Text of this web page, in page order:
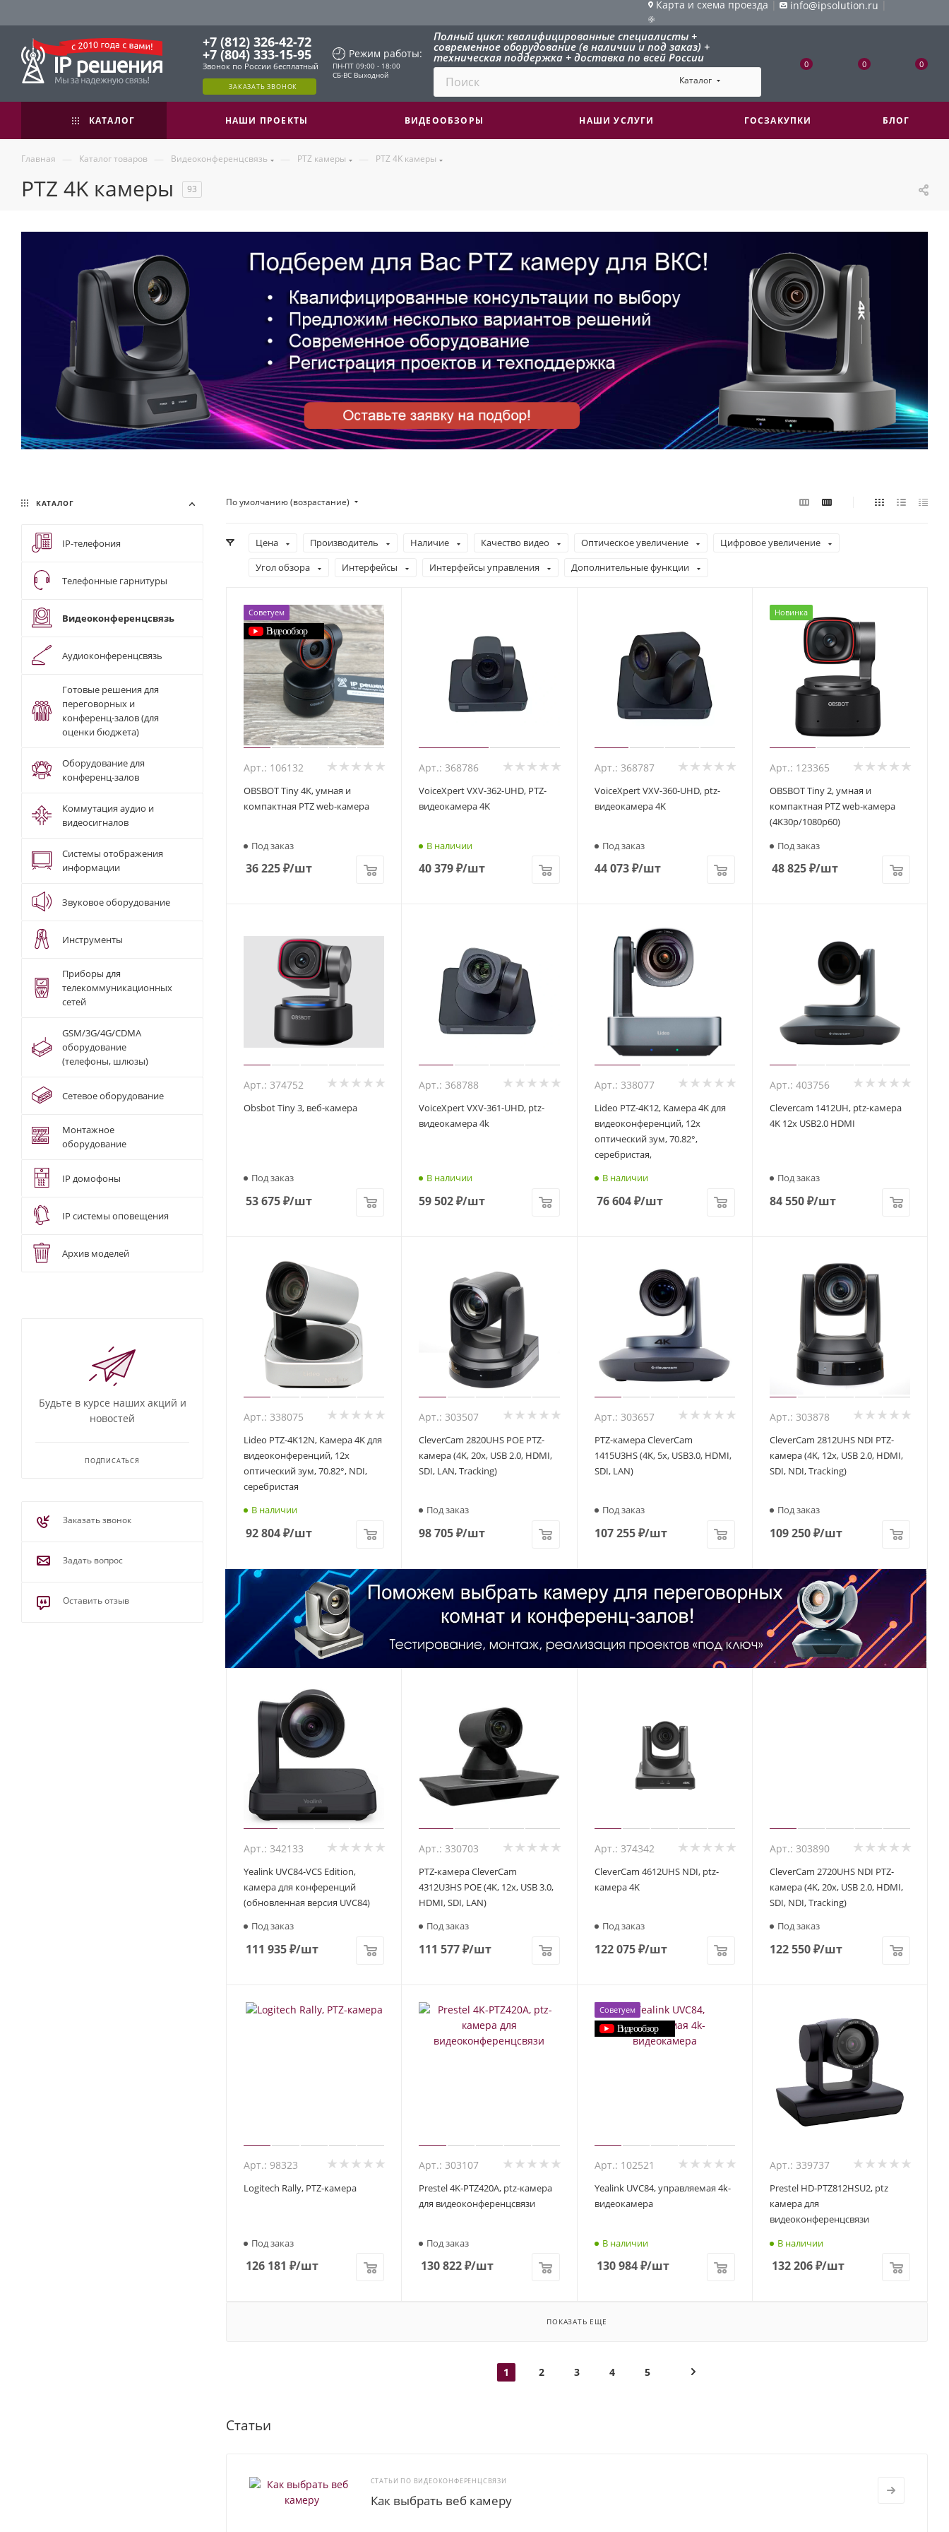
Карта и схема проезда | info@ipsolution.ru |
+7 (812) 326-42-72
+7 (804) 333-15-95
Звонок по России бесплатный
ЗАКАЗАТЬ ЗВОНОК
Режим работы:
ПН-ПТ 09:00 - 18:00
СБ-ВС Выходной
Полный цикл: квалифицированные специалисты +
современное оборудование (в наличии и под заказ) +
техническая поддержка + доставка по всей России
Каталог
0 0 0
КАТАЛОГ НАШИ ПРОЕКТЫ ВИДЕООБЗОРЫ НАШИ УСЛУГИ ГОСЗАКУПКИ БЛОГ
Главная — Каталог товаров — Видеоконференцсвязь — PTZ камеры — PTZ 4K камеры
PTZ 4K камеры 93
По умолчанию (возрастание)
Цена Производитель Наличие Качество видео Оптическое увеличение
Цифровое увеличение
Угол обзора
Интерфейсы Интерфейсы управления Дополнительные функции
Советуем
Арт.: 106132
OBSBOT Tiny 4K, умная и
компактная PTZ web-камера
Под заказ
36 225₽/шт
Арт.: 368786
VoiceXpert VXV-362-UHD, PTZ-
видеокамера 4K
В наличии
40 379₽/шт
Арт.: 368787
VoiceXpert VXV-360-UHD, ptz-
видеокамера 4K
Под заказ
44 073₽/шт
Новинка
Арт.: 123365
OBSBOT Tiny 2, умная и
компактная PTZ web-камера
(4K30p/1080p60)
Под заказ
48 825₽/шт
Арт.: 374752
Obsbot Tiny 3, веб-камера
Под заказ
53 675₽/шт
Арт.: 368788
VoiceXpert VXV-361-UHD, ptz-
видеокамера 4k
В наличии
59 502₽/шт
Арт.: 338077
Lideo PTZ-4K12, Камера 4K для
видеоконференций, 12x
оптический зум, 70.82°,
серебристая,
В наличии
76 604₽/шт
Арт.: 403756
Clevercam 1412UH, ptz-камера
4K 12x USB2.0 HDMI
Под заказ
84 550₽/шт
Арт.: 338075
Lideo PTZ-4K12N, Камера 4K для
видеоконференций, 12x
оптический зум, 70.82°, NDI,
серебристая
В наличии
92 804₽/шт
Арт.: 303507
CleverCam 2820UHS POE PTZ-
камера (4K, 20x, USB 2.0, HDMI,
SDI, LAN, Tracking)
Под заказ
98 705₽/шт
Арт.: 303657
PTZ-камера CleverCam
1415U3HS (4K, 5x, USB3.0, HDMI,
SDI, LAN)
Под заказ
107 255₽/шт
Арт.: 303878
CleverCam 2812UHS NDI PTZ-
камера (4K, 12x, USB 2.0, HDMI,
SDI, NDI, Tracking)
Под заказ
109 250₽/шт
Арт.: 342133
Yealink UVC84-VCS Edition,
камера для конференций
(обновленная версия UVC84)
Под заказ
111 935₽/шт
Арт.: 330703
PTZ-камера CleverCam
4312U3HS POE (4K, 12x, USB 3.0,
HDMI, SDI, LAN)
Под заказ
111 577₽/шт
Арт.: 374342
CleverCam 4612UHS NDI, ptz-
камера 4K
Под заказ
122 075₽/шт
Арт.: 303890
CleverCam 2720UHS NDI PTZ-
камера (4K, 20x, USB 2.0, HDMI,
SDI, NDI, Tracking)
Под заказ
122 550₽/шт
Арт.: 98323
Logitech Rally, PTZ-камера
Под заказ
126 181 ₽/шт
Арт.: 303107
Prestel 4K-PTZ420A, ptz-камера
для видеоконференцсвязи
Под заказ
130 822₽/шт
Советуем
Арт.: 102521
Yealink UVC84, управляемая 4k-
видеокамера
В наличии
130 984₽/шт
Арт.: 339737
Prestel HD-PTZ812HSU2, ptz
камера для
видеоконференцсвязи
В наличии
132 206₽/шт
ПОКАЗАТЬ ЕЩЕ
1 2 3 4 5
Статьи
СТАТЬИ ПО ВИДЕОКОНФЕРЕНЦСВЯЗИ
Как выбрать веб камеру
КАТАЛОГ
IP-телефония
Телефонные гарнитуры
Видеоконференцсвязь
Аудиоконференцсвязь
Готовые решения для
переговорных и
конференц-залов (для
оценки бюджета)
Оборудование для
конференц-залов
Коммутация аудио и
видеосигналов
Системы отображения
информации
Звуковое оборудование
Инструменты
Приборы для
телекоммуникационных
сетей
GSM/3G/4G/CDMA
оборудование
(телефоны, шлюзы)
Сетевое оборудование
Монтажное
оборудование
IP домофоны
IP системы оповещения
Архив моделей
Будьте в курсе наших акций и
новостей
ПОДПИСАТЬСЯ
Заказать звонок
Задать вопрос
Оставить отзыв